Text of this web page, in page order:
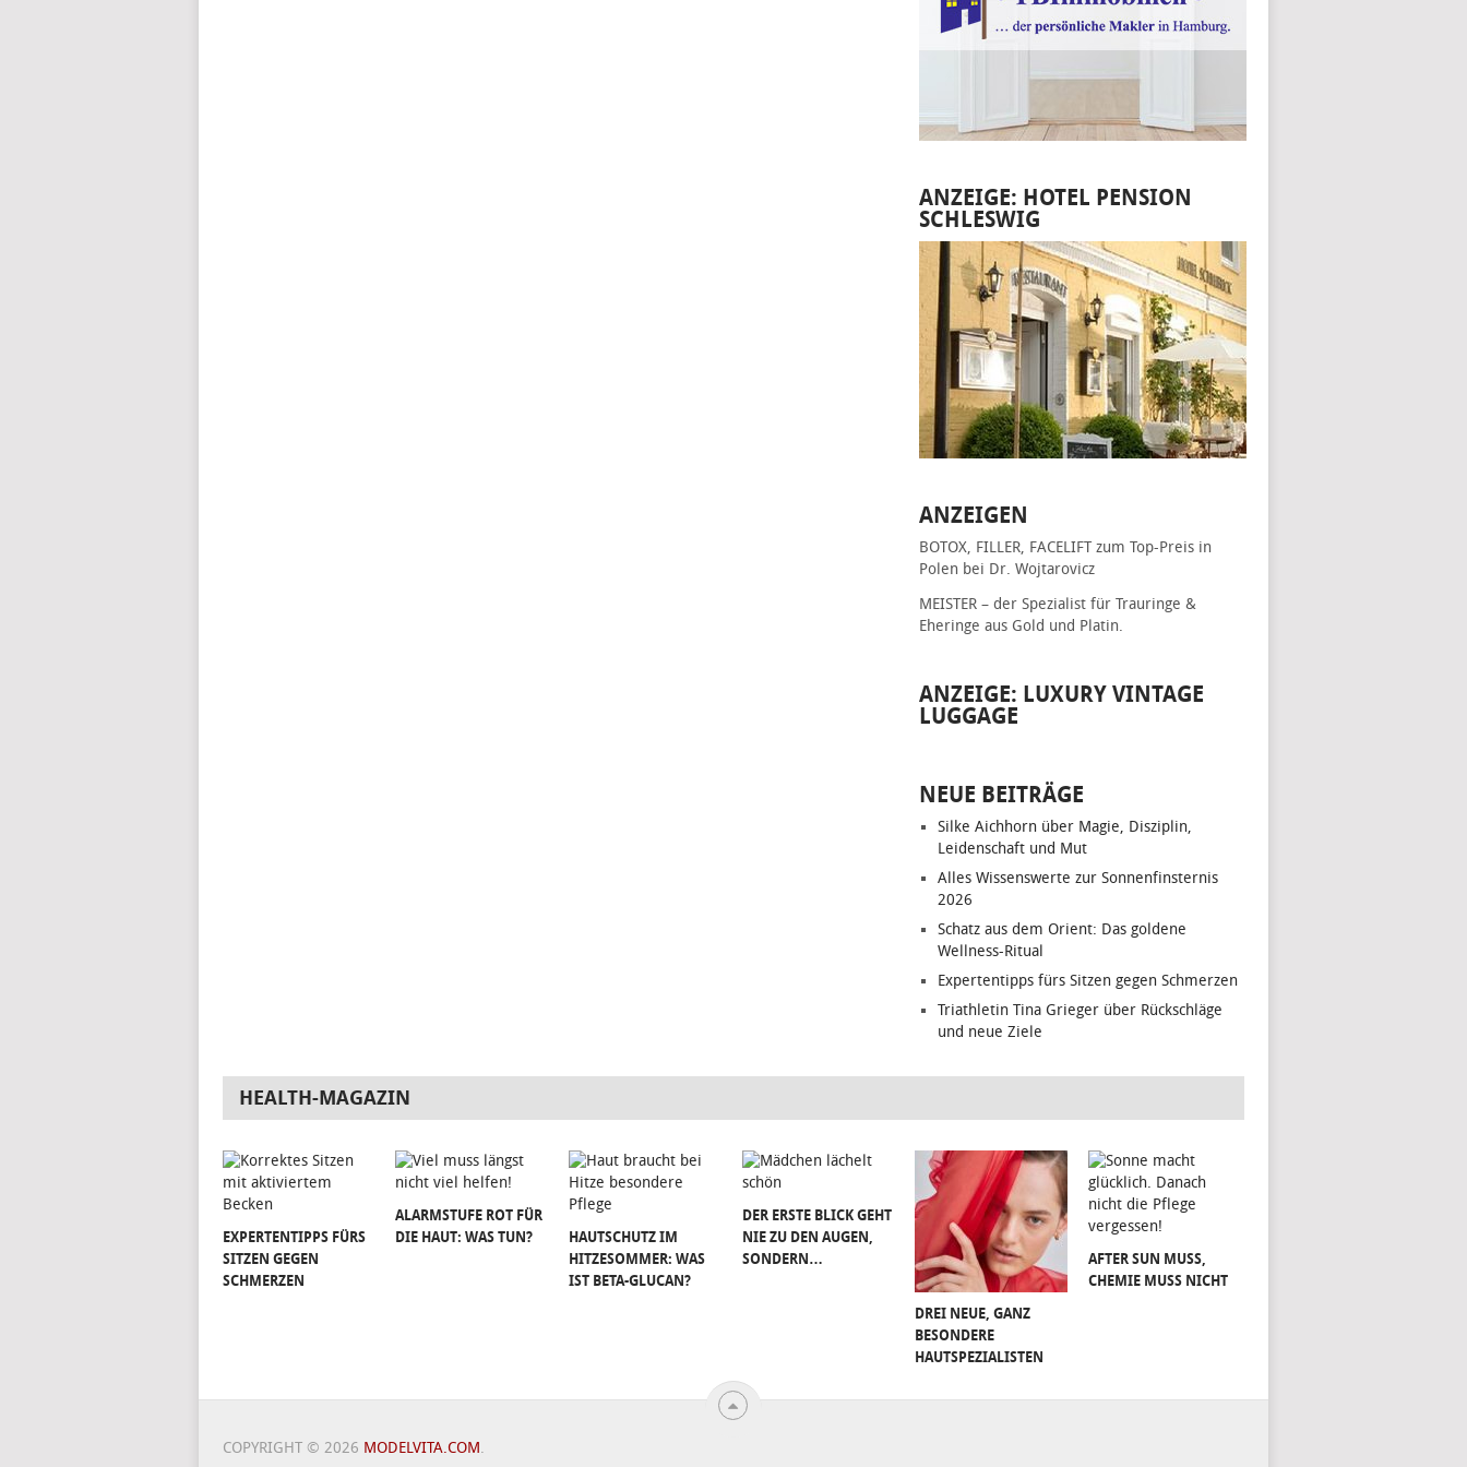
ANZEIGE: HOTEL PENSION
SCHLESWIG
ANZEIGEN
BOTOX, FILLER, FACELIFT zum Top-Preis in
Polen bei Dr. Wojtarovicz
MEISTER – der Spezialist für Trauringe &
Eheringe aus Gold und Platin.
ANZEIGE: LUXURY VINTAGE
LUGGAGE
NEUE BEITRÄGE
Silke Aichhorn über Magie, Disziplin,
Leidenschaft und Mut
Alles Wissenswerte zur Sonnenfinsternis
2026
Schatz aus dem Orient: Das goldene
Wellness-Ritual
Expertentipps fürs Sitzen gegen Schmerzen
Triathletin Tina Grieger über Rückschläge
und neue Ziele
HEALTH-MAGAZIN
EXPERTENTIPPS FÜRS
SITZEN GEGEN
SCHMERZEN
ALARMSTUFE ROT FÜR
DIE HAUT: WAS TUN?
HAUTSCHUTZ IM
HITZESOMMER: WAS
IST BETA-GLUCAN?
DER ERSTE BLICK GEHT
NIE ZU DEN AUGEN,
SONDERN…
DREI NEUE, GANZ
BESONDERE
HAUTSPEZIALISTEN
AFTER SUN MUSS,
CHEMIE MUSS NICHT
COPYRIGHT © 2026 MODELVITA.COM.